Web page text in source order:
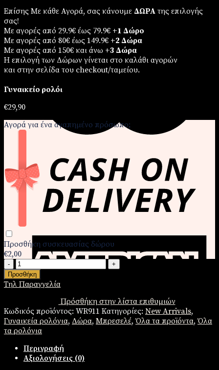
Επίσης Με κάθε Αγορά, σας κάνουμε ΔΩΡΑ της επιλογής
σας!
Με αγορές από 29.9€ έως 79.9€ +1 Δώρο
Με αγορές από 80€ έως 149.9€ +2 Δώρα
Με αγορές από 150€ και άνω +3 Δώρα
Η επιλογή των Δώρων γίνεται στο καλάθι αγορών
και στην σελίδα του checkout/ταμείου.
Γυναικείο ρολόι
€29,90
Αγορά για ένα αγαπημένο πρόσωπο;
Προσθήκη συσκευασίας δώρου
€2,00
Γυναικείο
ρολόι
ποσότητα
Προσθήκη
Τηλ Παραγγελία
Πρόσθήκη στην λίστα επιθυμιών
Κωδικός προϊόντος: WR911 Κατηγορίες: New Arrivals,
Γυναικεία ρολόγια, Δώρα, Μπρεσελέ,Όλα τα προϊόντα,Όλα
τα ρολόγια
Περιγραφή
Αξιολογήσεις (0)